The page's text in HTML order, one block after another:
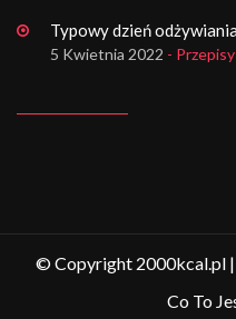
Typowy dzień
5 Kwietnia 2022 -
© Copyright 2000kcal.pl |
Co To